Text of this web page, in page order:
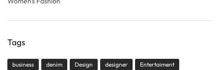
Tags
business denim Design designer
Entertaiment